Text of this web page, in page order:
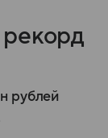
рублей